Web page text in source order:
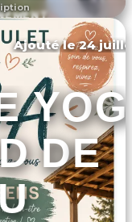
Ajouté le 24
DE